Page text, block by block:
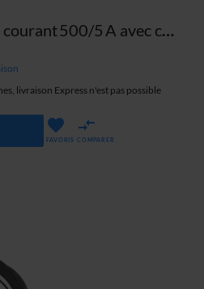
Transformateur de courant 500/5 A avec câble d’alimentation de 1 m
livraison Express n'est pas possible
FAVORIS COMPARER